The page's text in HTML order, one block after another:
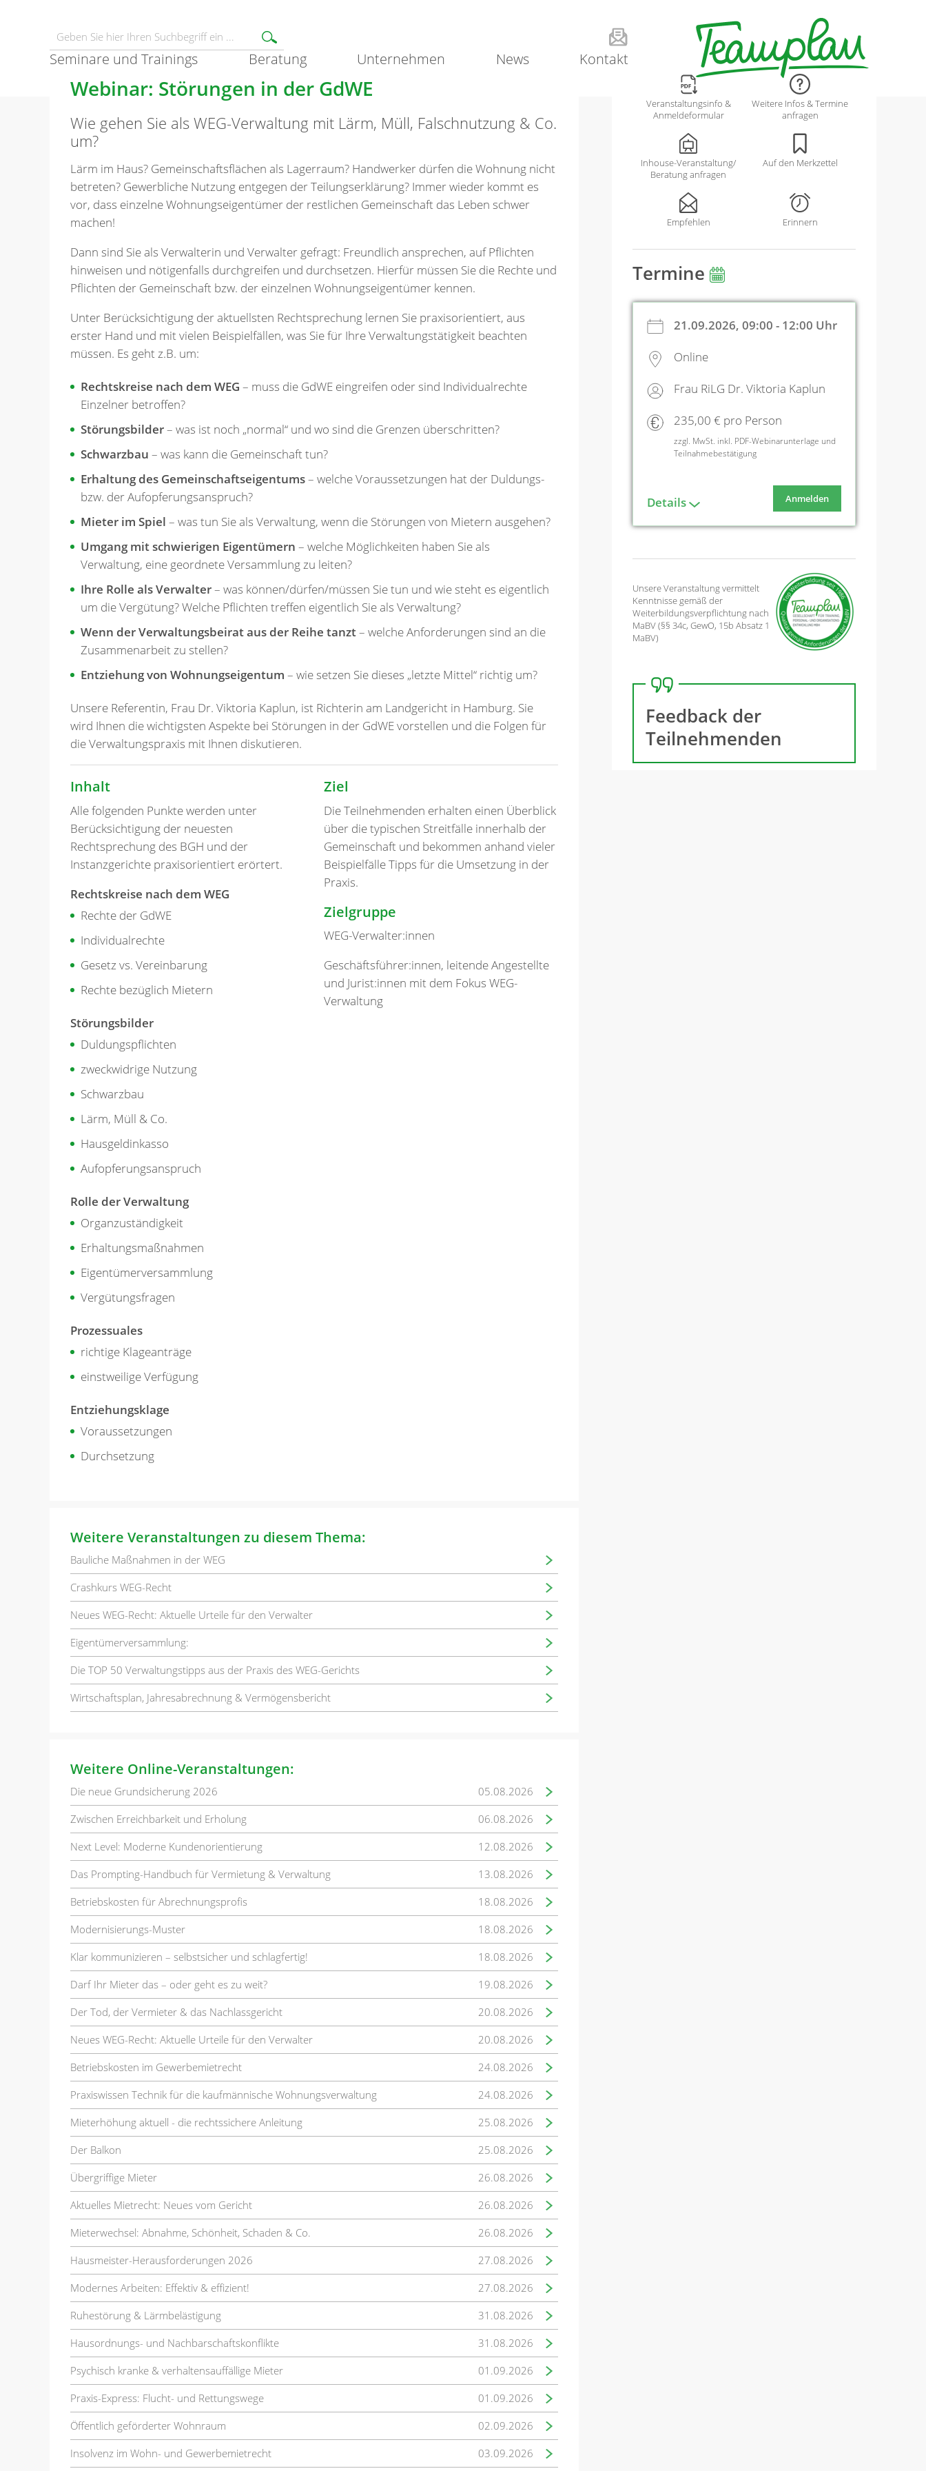
Seminare und Trainings Beratung Unternehmen News Kontakt
Webinar: Störungen in der GdWE
Wie gehen Sie als WEG-Verwaltung mit Lärm, Müll, Falschnutzung & Co.
um?
Lärm im Haus? Gemeinschaftsflächen als Lagerraum? Handwerker dürfen die Wohnung nicht
betreten? Gewerbliche Nutzung entgegen der Teilungserklärung? Immer wieder kommt es
vor, dass einzelne Wohnungseigentümer der restlichen Gemeinschaft das Leben schwer
machen!
Dann sind Sie als Verwalterin und Verwalter gefragt: Freundlich ansprechen, auf Pflichten
hinweisen und nötigenfalls durchgreifen und durchsetzen. Hierfür müssen Sie die Rechte und
Pflichten der Gemeinschaft bzw. der einzelnen Wohnungseigentümer kennen.
Unter Berücksichtigung der aktuellsten Rechtsprechung lernen Sie praxisorientiert, aus
erster Hand und mit vielen Beispielfällen, was Sie für Ihre Verwaltungstätigkeit beachten
müssen. Es geht z.B. um:
Rechtskreise nach dem WEG – muss die GdWE eingreifen oder sind Individualrechte
Einzelner betroffen?
Störungsbilder– was ist noch „normal“ und wo sind die Grenzen überschritten?
Schwarzbau – was kann die Gemeinschaft tun?
Erhaltung des Gemeinschaftseigentums– welche Voraussetzungen hat der Duldungs-
bzw. der Aufopferungsanspruch?
Mieter im Spiel – was tun Sie als Verwaltung, wenn die Störungen von Mietern ausgehen?
Umgang mit schwierigen Eigentümern – welche Möglichkeiten haben Sie als
Verwaltung, eine geordnete Versammlung zu leiten?
Ihre Rolle als Verwalter– was können/dürfen/müssen Sie tun und wie steht es eigentlich
um die Vergütung? Welche Pflichten treffen eigentlich Sie als Verwaltung?
Wenn der Verwaltungsbeirat aus der Reihe tanzt– welche Anforderungen sind an die
Zusammenarbeit zu stellen?
Entziehung von Wohnungseigentum – wie setzen Sie dieses „letzte Mittel“ richtig um?
Unsere Referentin, Frau Dr. Viktoria Kaplun, ist Richterin am Landgericht in Hamburg. Sie
wird Ihnen die wichtigsten Aspekte bei Störungen in der GdWE vorstellen und die Folgen für
die Verwaltungspraxis mit Ihnen diskutieren.
Inhalt
Alle folgenden Punkte werden unter
Berücksichtigung der neuesten
Rechtsprechung des BGH und der
Instanzgerichte praxisorientiert erörtert.
Rechtskreise nach dem WEG
Rechte der GdWE
Individualrechte
Gesetz vs. Vereinbarung
Rechte bezüglich Mietern
Störungsbilder
Duldungspflichten
zweckwidrige Nutzung
Schwarzbau
Lärm, Müll & Co.
Hausgeldinkasso
Aufopferungsanspruch
Rolle der Verwaltung
Organzuständigkeit
Erhaltungsmaßnahmen
Eigentümerversammlung
Vergütungsfragen
Prozessuales
richtige Klageanträge
einstweilige Verfügung
Entziehungsklage
Voraussetzungen
Durchsetzung
Ziel
Die Teilnehmenden erhalten einen Überblick
über die typischen Streitfälle innerhalb der
Gemeinschaft und bekommen anhand vieler
Beispielfälle Tipps für die Umsetzung in der
Praxis.
Zielgruppe
WEG-Verwalter:innen
Geschäftsführer:innen, leitende Angestellte
und Jurist:innen mit dem Fokus WEG-
Verwaltung
Weitere Veranstaltungen zu diesem Thema:
Bauliche Maßnahmen in der WEG
Crashkurs WEG-Recht
Neues WEG-Recht: Aktuelle Urteile für den Verwalter
Eigentümerversammlung:
Die TOP 50 Verwaltungstipps aus der Praxis des WEG-Gerichts
Wirtschaftsplan, Jahresabrechnung & Vermögensbericht
Weitere Online-Veranstaltungen:
Die neue Grundsicherung 2026
05.08.2026
Zwischen Erreichbarkeit und Erholung
06.08.2026
Next Level: Moderne Kundenorientierung
12.08.2026
Das Prompting-Handbuch für Vermietung & Verwaltung
13.08.2026
Betriebskosten für Abrechnungsprofis
18.08.2026
Modernisierungs-Muster
18.08.2026
Klar kommunizieren – selbstsicher und schlagfertig!
18.08.2026
Darf Ihr Mieter das – oder geht es zu weit?
19.08.2026
Der Tod, der Vermieter & das Nachlassgericht
20.08.2026
Neues WEG-Recht: Aktuelle Urteile für den Verwalter
20.08.2026
Betriebskosten im Gewerbemietrecht
24.08.2026
Praxiswissen Technik für die kaufmännische Wohnungsverwaltung
24.08.2026
Mieterhöhung aktuell - die rechtssichere Anleitung
25.08.2026
Der Balkon
25.08.2026
Übergriffige Mieter
26.08.2026
Aktuelles Mietrecht: Neues vom Gericht
26.08.2026
Mieterwechsel: Abnahme, Schönheit, Schaden & Co.
26.08.2026
Hausmeister-Herausforderungen 2026
27.08.2026
Modernes Arbeiten: Effektiv & effizient!
27.08.2026
Ruhestörung & Lärmbelästigung
31.08.2026
Hausordnungs- und Nachbarschaftskonflikte
31.08.2026
Psychisch kranke & verhaltensauffällige Mieter
01.09.2026
Praxis-Express: Flucht- und Rettungswege
01.09.2026
Öffentlich geförderter Wohnraum
02.09.2026
Insolvenz im Wohn- und Gewerbemietrecht
03.09.2026
Veranstaltungsinfo &
Anmeldeformular
Weitere Infos & Termine
anfragen
Inhouse-Veranstaltung/
Beratung anfragen
Auf den Merkzettel
Empfehlen Erinnern
Termine
21.09.2026, 09:00 - 12:00 Uhr
Online
Frau RiLG Dr. Viktoria Kaplun
235,00 € pro Person
zzgl. MwSt. inkl. PDF-Webinarunterlage und
Teilnahmebestätigung
Details Anmelden
Unsere Veranstaltung vermittelt
Kenntnisse gemäß der
Weiterbildungsverpflichtung nach
MaBV (§§ 34c, GewO, 15b Absatz 1
MaBV)
Feedback der
Teilnehmenden